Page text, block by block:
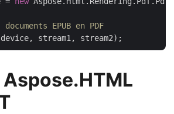
EPUB en PDF